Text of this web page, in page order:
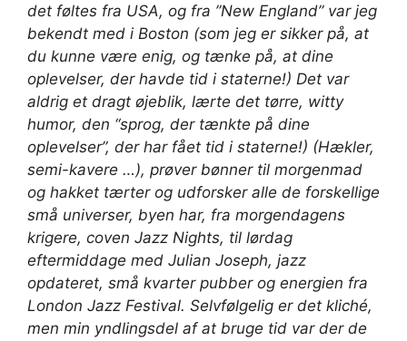
det føltes fra USA, og fra ”New England” var jeg
bekendt med i Boston (som jeg er sikker på, at
du kunne være enig, og tænke på, at dine
oplevelser, der havde tid i staterne!) Det var
aldrig et dragt øjeblik, lærte det tørre, witty
humor, den “sprog, der tænkte på dine
oplevelser”, der har fået tid i staterne!) (Hækler,
semi-kavere …), prøver bønner til morgenmad
og hakket tærter og udforsker alle de forskellige
små universer, byen har, fra morgendagens
krigere, coven Jazz Nights, til lørdag
eftermiddage med Julian Joseph, jazz
opdateret, små kvarter pubber og energien fra
London Jazz Festival. Selvfølgelig er det kliché,
men min yndlingsdel af at bruge tid var der de